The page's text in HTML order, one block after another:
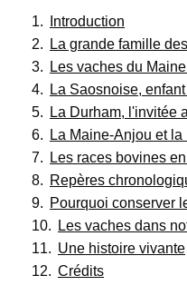
Comité des fêtes
Association culturelle
Services
Professionnels du
Services municipaux
Services de santé
Actualités
Introduction
La grande famille
Les vaches du
La Saosnoise,
La Durham, l'invitée
La Maine-Anjou et
Les races bovines
Repères
Pourquoi conserver
Les vaches dans
Une histoire vivante
Crédits